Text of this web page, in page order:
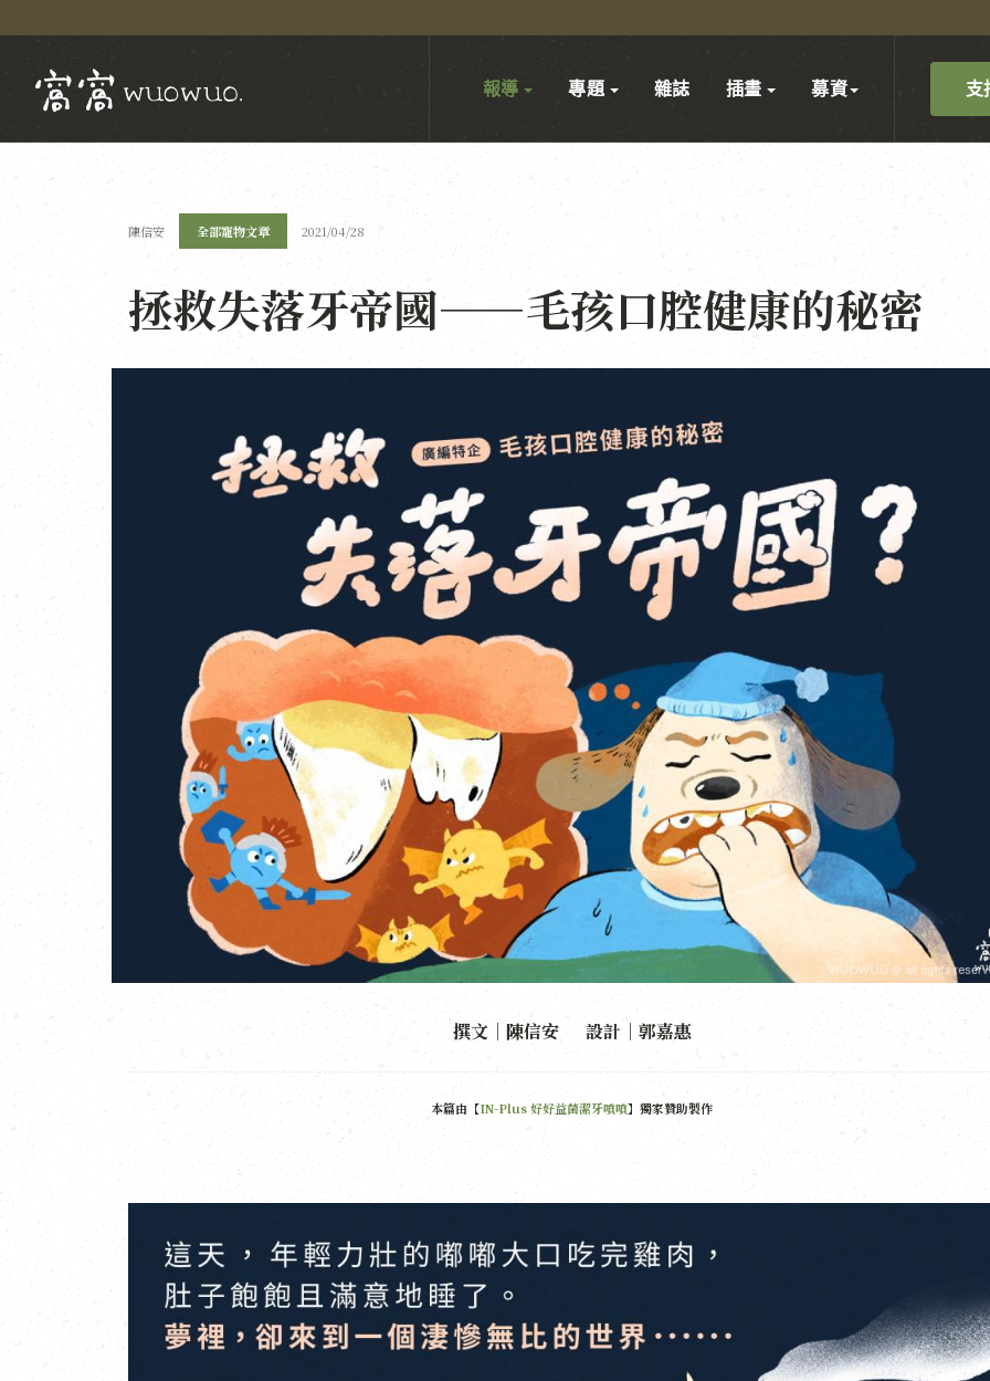
支
報導 專題 雜誌 插畫 募資
陳信安 全部寵物文章 2021/04/28
拯救失落牙帝國——毛孩口腔健康的秘密
撰文｜陳信安 設計｜郭嘉惠
本篇由【IN-Plus 好好益菌潔牙噴噴】獨家贊助製作